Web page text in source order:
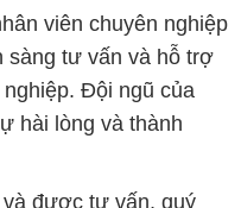
viên chuyên nghiệp
sàng tư vấn và hỗ trợ
Đội ngũ của
hài lòng và thành
được tư vấn, quý